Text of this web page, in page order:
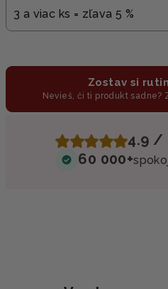
3 a viac ks = zľava 5 %
Zostav si
Nevieš, či ti produkt sadne?
4.9 /
60 000+